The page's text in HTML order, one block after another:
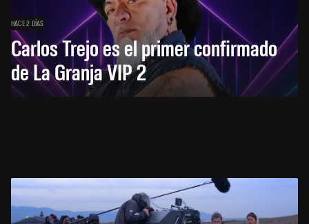
HACE 2 DÍAS
Carlos Trejo es el primer confirmado
de La Granja VIP 2